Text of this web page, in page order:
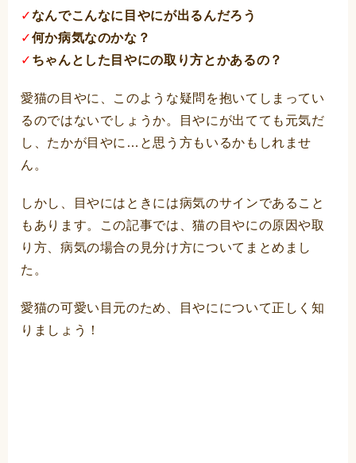
✓なんでこんなに目やにが出るんだろう
✓何か病気なのかな？
✓ ちゃんとした目やにの取り方とかあるの？
愛猫の目やに、このような疑問を抱いてしまってい
るのではないでしょうか。目やにが出てても元気だ
し、たかが目やに…と思う方もいるかもしれませ
ん。
しかし、目やにはときには病気のサインであること
もあります。この記事では、猫の目やにの原因や取
り方、病気の場合の見分け方についてまとめまし
た。
愛猫の可愛い目元のため、目やにについて正しく知
りましょう！